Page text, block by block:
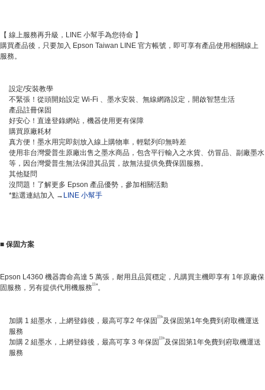
【 線上服務再升級，LINE 小幫手為您待命 】
購買產品後，只要加入 Epson Taiwan LINE 官方帳號，即可享有產品使用相關線上
服務。
設定/安裝教學
不緊張！從頭開始設定 Wi-Fi 、墨水安裝、無線網路設定，開啟智慧生活
產品註冊保固
好安心！直達登錄網站，機器使用更有保障
購買原廠耗材
真方便！墨水用完即刻放入線上購物車，輕鬆列印無時差
使用非台灣愛普生原廠出售之墨水商品，包含平行輸入之水貨、仿冒品、副廠墨水
等，因台灣愛普生無法保證其品質，故無法提供免費保固服務。
其他疑問
沒問題！了解更多 Epson 產品優勢，參加相關活動
*點選連結加入 → LINE 小幫手
■ 保固方案
Epson L4360 機器壽命高達 5 萬張，耐用且品質穩定，凡購買主機即享有 1年原廠保
固服務，另有提供代用機服務 註a。
加購 1 組墨水，上網登錄後，最高可享2 年保固 註b及保固第1年免費到府取機運送
服務
加購 2 組墨水，上網登錄後，最高可享 3 年保固 註b及保固第1年免費到府取機運送
服務